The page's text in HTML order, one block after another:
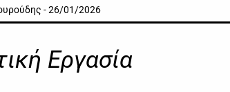
- 26/01/2026
Εργασία